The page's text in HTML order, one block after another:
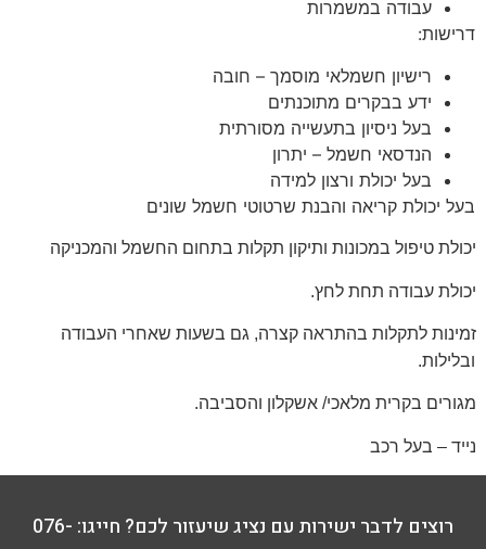
עבודה במשמרות
דרישות:
רישיון חשמלאי מוסמך – חובה
ידע בבקרים מתוכנתים
בעל ניסיון בתעשייה מסורתית
הנדסאי חשמל – יתרון
בעל יכולת ורצון למידה
בעל יכולת קריאה והבנת שרטוטי חשמל שונים
יכולת טיפול במכונות ותיקון תקלות בתחום החשמל והמכניקה
יכולת עבודה תחת לחץ.
זמינות לתקלות בהתראה קצרה, גם בשעות שאחרי העבודה
ובלילות.
מגורים בקרית מלאכי/ אשקלון והסביבה.
נייד – בעל רכב
רוצים לדבר ישירות עם נציג שיעזור לכם? חייגו: 076-